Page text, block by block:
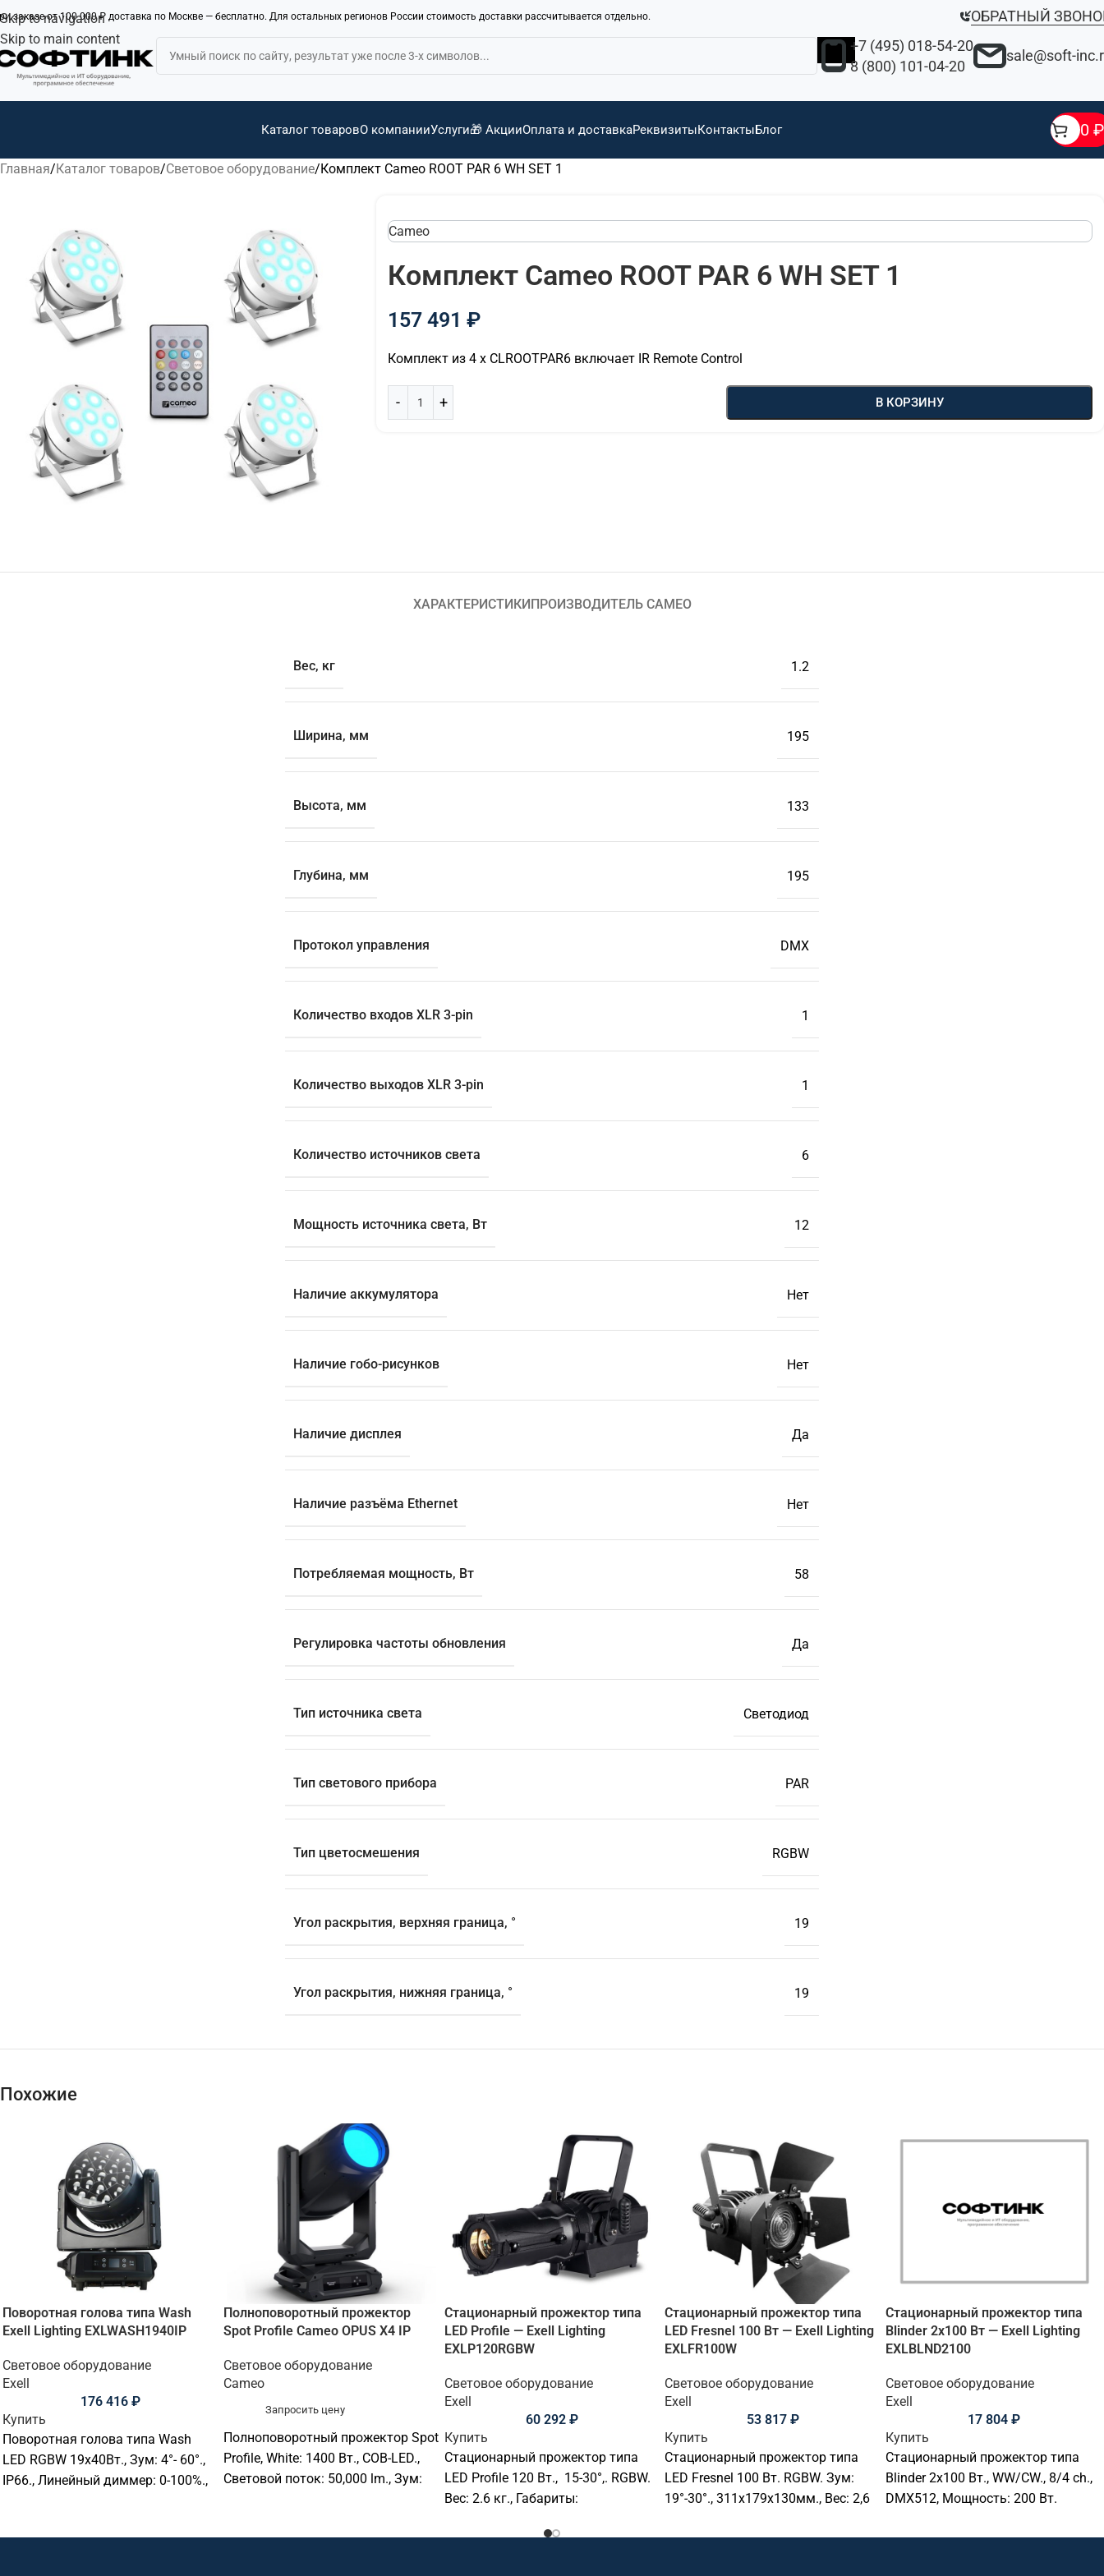
Skip to navigation
Skip to main content
заказе от 100 000 ₽ доставка по Москве — бесплатно. Для остальных регионов России стоимость доставки рассчитывается отдельно.
ОБРАТНЫЙ
+7 (495) 018-54-20
8 (800) 101-04-20
sale@soft-
Каталог товаровО компанииУслуги🎁 АкцииОплата и доставкаРеквизитыКонтактыБлог 0 ₽
Главная Каталог товаров Световое оборудование Комплект Cameo ROOT PAR 6 WH SET 1
Cameo
Комплект Cameo ROOT PAR 6 WH SET 1
157 491 ₽
Комплект из 4 x CLROOTPAR6 включает IR Remote Control
В КОРЗИНУ
ХАРАКТЕРИСТИКИПРОИЗВОДИТЕЛЬ CAMEO
Вес, кг 1.2
Ширина, мм 195
Высота, мм 133
Глубина, мм 195
Протокол управления DMX
Количество входов XLR 3-pin 1
Количество выходов XLR 3-pin 1
Количество источников света 6
Мощность источника света, Вт 12
Наличие аккумулятора Нет
Наличие гобо-рисунков Нет
Наличие дисплея Да
Наличие разъёма Ethernet Нет
Потребляемая мощность, Вт 58
Регулировка частоты обновления Да
Тип источника света Светодиод
Тип светового прибора PAR
Тип цветосмешения RGBW
Угол раскрытия, верхняя граница, ° 19
Угол раскрытия, нижняя граница, ° 19
Похожие
Поворотная голова типа Wash
Exell Lighting EXLWASH1940IP
Световое оборудование
Exell
176 416 ₽
Купить
Поворотная голова типа Wash
LED RGBW 19х40Вт., Зум: 4°- 60°.,
IP66., Линейный диммер: 0-100%.,
Полноповоротный прожектор
Spot Profile Cameo OPUS X4 IP
Световое оборудование
Cameo
Запросить цену
Полноповоротный прожектор Spot
Profile, White: 1400 Вт., COB-LED.,
Световой поток: 50,000 lm., Зум:
6,000 K., CRI >69 (High CRI Filter:
Стационарный прожектор типа
LED Profile — Exell Lighting
EXLP120RGBW
Световое оборудование
Exell
60 292 ₽
Купить
Стационарный прожектор типа
LED Profile 120 Вт., 15-30°,. RGBW.
Вес: 2.6 кг., Габариты:
Стационарный прожектор типа
LED Fresnel 100 Вт — Exell Lighting
EXLFR100W
Световое оборудование
Exell
53 817 ₽
Купить
Стационарный прожектор типа
LED Fresnel 100 Вт. RGBW. Зум:
19°-30°., 311х179х130мм., Вес: 2,6
Стационарный прожектор типа
Blinder 2х100 Вт — Exell Lighting
EXLBLND2100
Световое оборудование
Exell
17 804 ₽
Купить
Стационарный прожектор типа
Blinder 2х100 Вт., WW/CW., 8/4 ch.,
DMX512, Мощность: 200 Вт.